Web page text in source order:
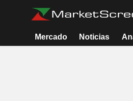
Mercado Noticias